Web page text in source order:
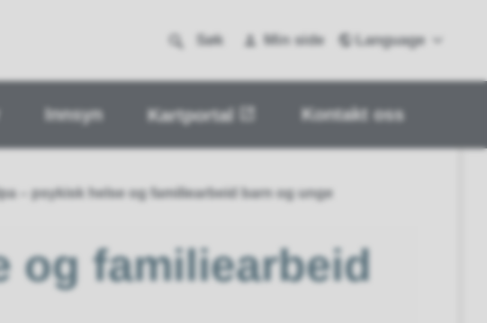
Søk Min side Language
Innsyn Kartportal Kontakt oss
– psykisk helse og familiearbeid barn og unge
og familiearbeid